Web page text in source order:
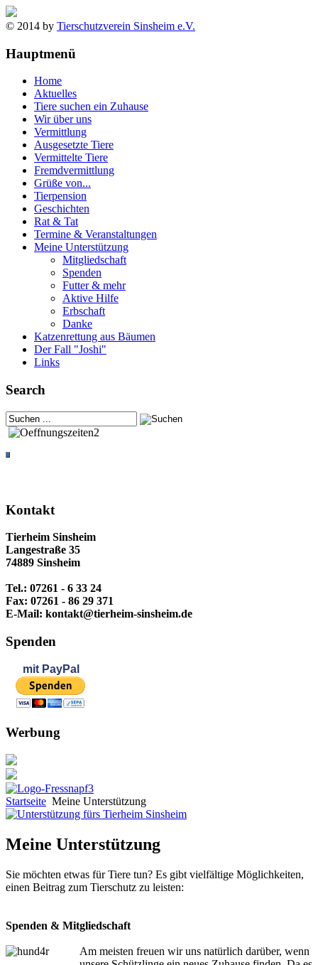
© 2014 by Tierschutzverein Sinsheim e.V.
Hauptmenü
Home
Aktuelles
Tiere suchen ein Zuhause
Wir über uns
Vermittlung
Ausgesetzte Tiere
Vermittelte Tiere
Fremdvermittlung
Grüße von...
Tierpension
Geschichten
Rat & Tat
Termine & Veranstaltungen
Meine Unterstützung
Mitgliedschaft
Spenden
Futter & mehr
Aktive Hilfe
Erbschaft
Danke
Katzenrettung aus Bäumen
Der Fall "Joshi"
Links
Search
Kontakt
Tierheim Sinsheim
Langestraße 35
74889 Sinsheim
Tel.: 07261 - 6 33 24
Fax: 07261 - 86 29 371
E-Mail: kontakt@tierheim-sinsheim.de
Spenden
mit PayPal
Werbung
Startseite Meine Unterstützung
Meine Unterstützung
Sie möchten etwas für Tiere tun? Es gibt vielfältige Möglichkeiten,
einen Beitrag zum Tierschutz zu leisten:
Spenden & Mitgliedschaft
Am meisten freuen wir uns natürlich darüber, wenn